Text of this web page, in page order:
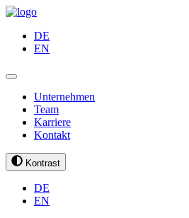
DE
EN
Unternehmen
Team
Karriere
Kontakt
Kontrast
DE
EN